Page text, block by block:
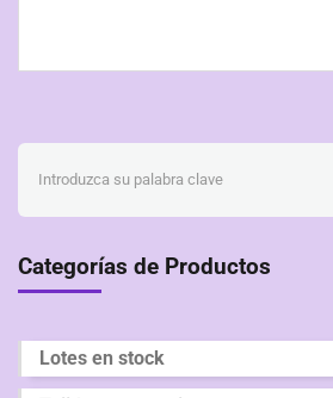
Categorías de Productos
Lotes en stock